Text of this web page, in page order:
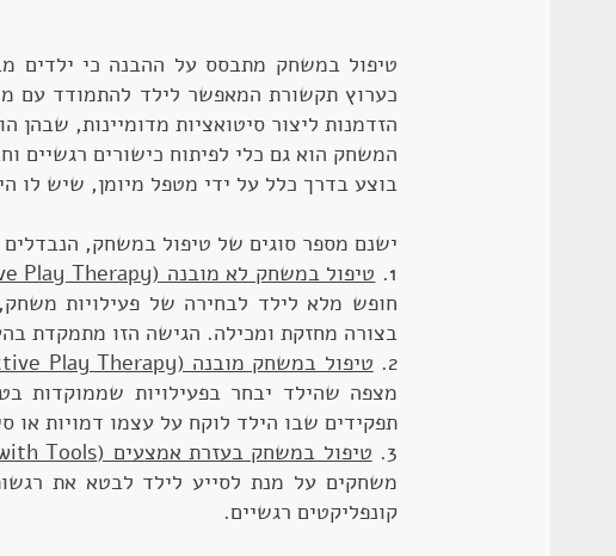
טיפול במשחק מתבסס על ההבנה כי ילדים
כערוץ תקשורת המאפשר לילד להתמודד עם
הזדמנות ליצור סיטואציות מדומיינות, שבהן
המשחק הוא גם כלי לפיתוח כישורים רגשיים
בוצע בדרך כלל על ידי מטפל מיומן, שיש לו
ישנם מספר סוגים של טיפול במשחק, הנבדלים
1. טיפול במשחק לא מובנה (Non-Directive Play Therapy)
חופש מלא לילד לבחירה של פעילויות
בצורה מחזקת ומכילה. הגישה הזו מתמקדת
2. טיפול במשחק מובנה (Directive Play Therapy)
מצפה שהילד יבחר בפעילויות שממוקדות
תפקידים שבו הילד לוקח על עצמו דמויות או
3. טיפול במשחק בעזרת אמצעים (Play Therapy with Tools)
משחקים על מנת לסייע לילד לבטא את
קונפליקטים רגשיים.